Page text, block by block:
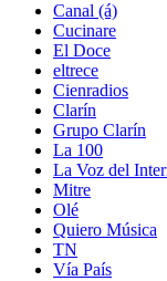
Canal (á)
Cucinare
El Doce
eltrece
Cienradios
Clarín
Grupo Clarín
La 100
La Voz del
Mitre
Olé
Quiero Música
TN
Vía País